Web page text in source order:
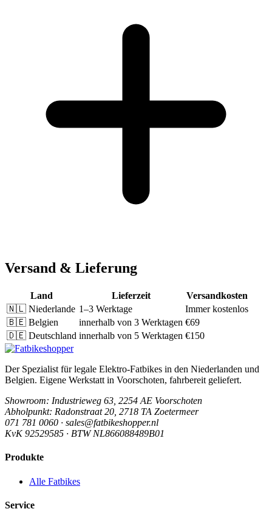
Versand & Lieferung
Land Lieferzeit
Versandkosten
🇳🇱 Niederlande 1–3 Werktage
Immer kostenlos
🇧🇪 Belgien innerhalb von 3 Werktagen €69
🇩🇪 Deutschland innerhalb von 5 Werktagen €150
Der Spezialist für legale Elektro-Fatbikes in den Niederlanden und
Belgien. Eigene Werkstatt in Voorschoten, fahrbereit geliefert.
Showroom: Industrieweg 63, 2254 AE Voorschoten
Abholpunkt: Radonstraat 20, 2718 TA Zoetermeer
071 781 0060 · sales@fatbikeshopper.nl
KvK 92529585 · BTW NL866088489B01
Produkte
Alle Fatbikes
Service